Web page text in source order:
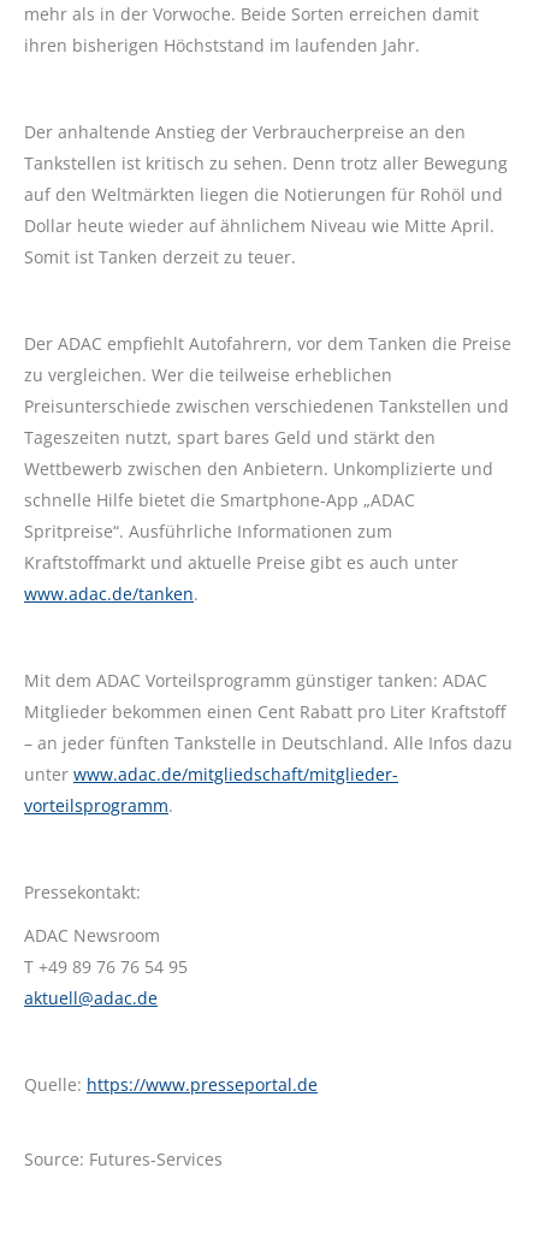
mehr als in der Vorwoche. Beide Sorten erreichen damit
ihren bisherigen Höchststand im laufenden Jahr.
Der anhaltende Anstieg der Verbraucherpreise an den
Tankstellen ist kritisch zu sehen. Denn trotz aller Bewegung
auf den Weltmärkten liegen die Notierungen für Rohöl und
Dollar heute wieder auf ähnlichem Niveau wie Mitte April.
Somit ist Tanken derzeit zu teuer.
Der ADAC empfiehlt Autofahrern, vor dem Tanken die Preise
zu vergleichen. Wer die teilweise erheblichen
Preisunterschiede zwischen verschiedenen Tankstellen und
Tageszeiten nutzt, spart bares Geld und stärkt den
Wettbewerb zwischen den Anbietern. Unkomplizierte und
schnelle Hilfe bietet die Smartphone-App „ADAC
Spritpreise“. Ausführliche Informationen zum
Kraftstoffmarkt und aktuelle Preise gibt es auch unter
www.adac.de/tanken.
Mit dem ADAC Vorteilsprogramm günstiger tanken: ADAC
Mitglieder bekommen einen Cent Rabatt pro Liter Kraftstoff
– an jeder fünften Tankstelle in Deutschland. Alle Infos dazu
unter www.adac.de/mitgliedschaft/mitglieder-
vorteilsprogramm.
Pressekontakt:
ADAC Newsroom
T +49 89 76 76 54 95
aktuell@adac.de
Quelle: https://www.presseportal.de
Source: Futures-Services